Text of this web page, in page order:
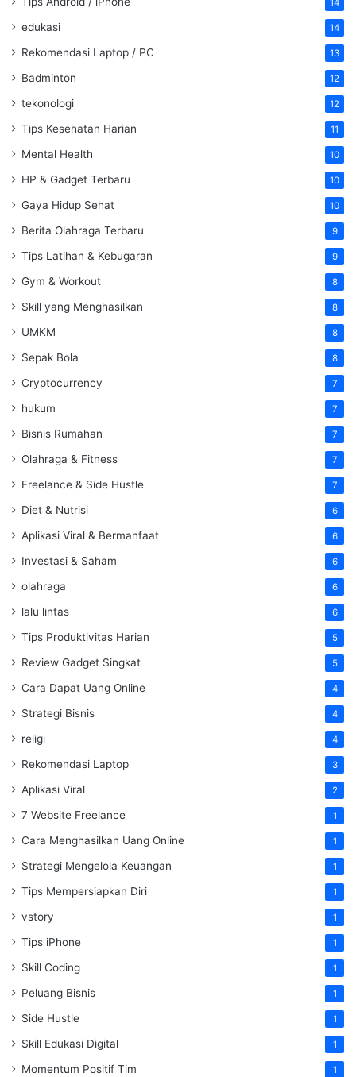
14
edukasi 14
Rekomendasi Laptop / PC 13
Badminton 12
tekonologi 12
Tips Kesehatan Harian 11
Mental Health 10
HP & Gadget Terbaru 10
Gaya Hidup Sehat 10
Berita Olahraga Terbaru 9
Tips Latihan & Kebugaran 9
Gym & Workout 8
Skill yang Menghasilkan 8
UMKM 8
Sepak Bola 8
Cryptocurrency 7
hukum 7
Bisnis Rumahan 7
Olahraga & Fitness 7
Freelance & Side Hustle 7
Diet & Nutrisi 6
Aplikasi Viral & Bermanfaat 6
Investasi & Saham 6
olahraga 6
lalu lintas 6
Tips Produktivitas Harian 5
Review Gadget Singkat 5
Cara Dapat Uang Online 4
Strategi Bisnis 4
religi 4
Rekomendasi Laptop 3
Aplikasi Viral 2
7 Website Freelance 1
Cara Menghasilkan Uang Online 1
Strategi Mengelola Keuangan 1
Tips Mempersiapkan Diri 1
vstory 1
Tips iPhone 1
Skill Coding 1
Peluang Bisnis 1
Side Hustle 1
Skill Edukasi Digital 1
Momentum Positif Tim 1